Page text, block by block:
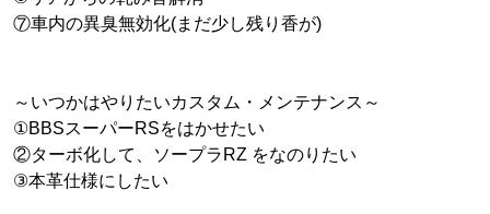
⑦車内の異臭無効化(まだ少し残り香が)
～いつかはやりたいカスタム・メンテナンス～
①BBSスーパーRSをはかせたい
②ターボ化して、ソープラRZ をなのりたい
③本革仕様にしたい